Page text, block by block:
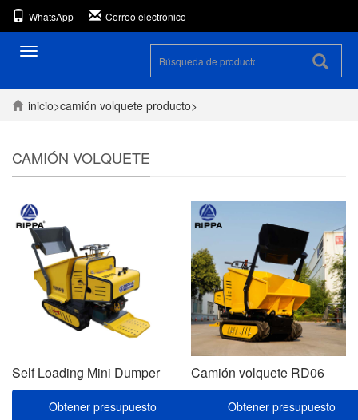
WhatsApp Correo electrónico
Alternar
inicio>camión volquete producto>
CAMIÓN VOLQUETE
Self Loading Mini Dumper
Obtener presupuesto
Camión volquete RD06
Obtener presupuesto